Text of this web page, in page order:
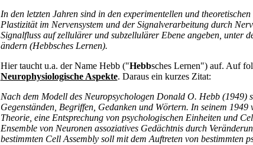
In den letzten Jahren sind in den experimentellen und
Plastizität im Nervensystem und der Signalverarbeitung durch
Signalfluss auf zellulärer und subzellulärer Ebene angeben, unter
ändern (Hebbsches Lernen).
Hier taucht u.a. der Name Hebb ("Hebbsches Lernen") auf. Auf
Neurophysiologische Aspekte. Daraus ein kurzes Zitat:
Nach dem Modell des Neuropsychologen Donald O. Hebb (1949)
Gegenständen, Begriffen, Gedanken und Wörtern. In seinem
Theorie, eine Entsprechung von psychologischen Einheiten und
Ensemble von Neuronen assoziatives Gedächtnis durch
bestimmten Cell Assembly soll mit dem Auftreten von bestimmten